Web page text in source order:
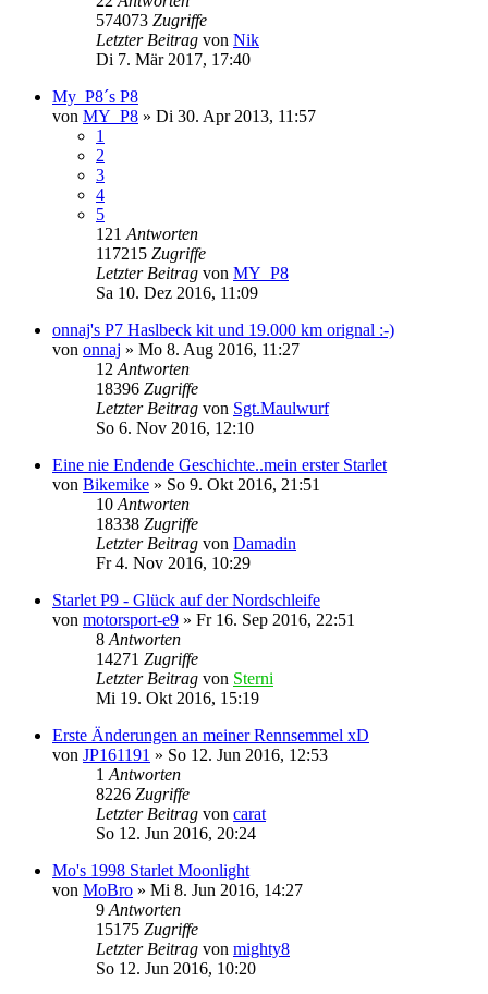
574073 Zugriffe
Letzter Beitrag von Nik
Di 7. Mär 2017, 17:40
My_P8´s P8
von MY_P8 » Di 30. Apr 2013, 11:57
1
2
3
4
5
121 Antworten
117215 Zugriffe
Letzter Beitrag von MY_P8
Sa 10. Dez 2016, 11:09
onnaj's P7 Haslbeck kit und 19.000 km orignal :-)
von onnaj » Mo 8. Aug 2016, 11:27
12 Antworten
18396 Zugriffe
Letzter Beitrag von Sgt.Maulwurf
So 6. Nov 2016, 12:10
Eine nie Endende Geschichte..mein erster Starlet
von Bikemike » So 9. Okt 2016, 21:51
10 Antworten
18338 Zugriffe
Letzter Beitrag von Damadin
Fr 4. Nov 2016, 10:29
Starlet P9 - Glück auf der Nordschleife
von motorsport-e9 » Fr 16. Sep 2016, 22:51
8 Antworten
14271 Zugriffe
Letzter Beitrag von Sterni
Mi 19. Okt 2016, 15:19
Erste Änderungen an meiner Rennsemmel xD
von JP161191 » So 12. Jun 2016, 12:53
1 Antworten
8226 Zugriffe
Letzter Beitrag von carat
So 12. Jun 2016, 20:24
Mo's 1998 Starlet Moonlight
von MoBro » Mi 8. Jun 2016, 14:27
9 Antworten
15175 Zugriffe
Letzter Beitrag von mighty8
So 12. Jun 2016, 10:20